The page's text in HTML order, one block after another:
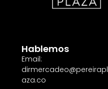
Hablemos
Email:
dirmercadeo@pereirapl
aza.co